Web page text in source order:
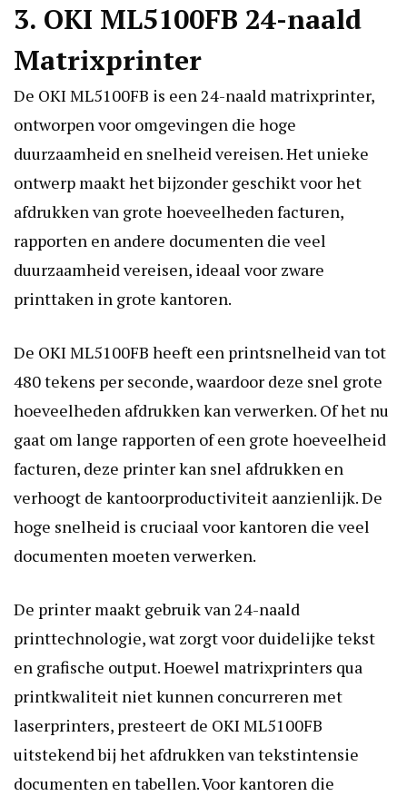
3. OKI ML5100FB 24-naald
Matrixprinter
De OKI ML5100FB is een 24-naald matrixprinter,
ontworpen voor omgevingen die hoge
duurzaamheid en snelheid vereisen. Het unieke
ontwerp maakt het bijzonder geschikt voor het
afdrukken van grote hoeveelheden facturen,
rapporten en andere documenten die veel
duurzaamheid vereisen, ideaal voor zware
printtaken in grote kantoren.
De OKI ML5100FB heeft een printsnelheid van tot
480 tekens per seconde, waardoor deze snel grote
hoeveelheden afdrukken kan verwerken. Of het nu
gaat om lange rapporten of een grote hoeveelheid
facturen, deze printer kan snel afdrukken en
verhoogt de kantoorproductiviteit aanzienlijk. De
hoge snelheid is cruciaal voor kantoren die veel
documenten moeten verwerken.
De printer maakt gebruik van 24-naald
printtechnologie, wat zorgt voor duidelijke tekst
en grafische output. Hoewel matrixprinters qua
printkwaliteit niet kunnen concurreren met
laserprinters, presteert de OKI ML5100FB
uitstekend bij het afdrukken van tekstintensie
documenten en tabellen. Voor kantoren die